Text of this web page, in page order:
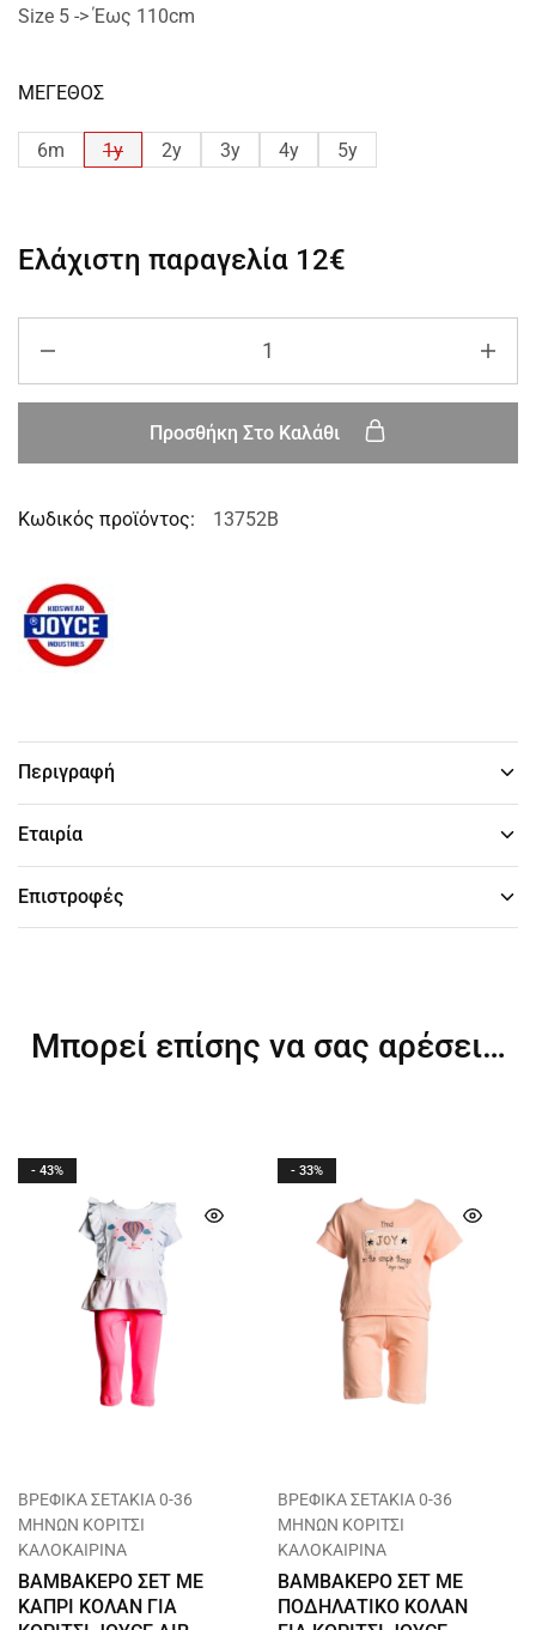
Size 5 -> Έως 110cm
ΜΕΓΕΘΟΣ
6m 1y 2y 3y 4y 5y
Ελάχιστη παραγελία 12€
Προσθήκη Στο Καλάθι
Κωδικός προϊόντος: 13752B
Περιγραφή
Εταιρία
Επιστροφές
Μπορεί επίσης να σας αρέσει…
- 43%
ΒΡΕΦΙΚΑ ΣΕΤΑΚΙΑ 0-36
ΜΗΝΩΝ ΚΟΡΙΤΣΙ
ΚΑΛΟΚΑΙΡΙΝΑ
ΒΑΜΒΑΚΕΡΟ ΣΕΤ ΜΕ
ΚΑΠΡΙ ΚΟΛΑΝ ΓΙΑ
- 33%
ΒΡΕΦΙΚΑ ΣΕΤΑΚΙΑ 0-36
ΜΗΝΩΝ ΚΟΡΙΤΣΙ
ΚΑΛΟΚΑΙΡΙΝΑ
ΒΑΜΒΑΚΕΡΟ ΣΕΤ ΜΕ
ΠΟΔΗΛΑΤΙΚΟ ΚΟΛΑΝ